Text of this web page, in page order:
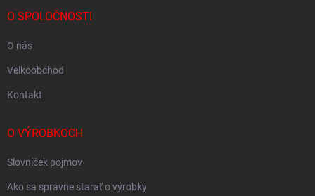
O SPOLOČNOSTI
O nás
Velkoobchod
Kontakt
O VÝROBKOCH
Slovníček pojmov
Ako sa správne starať o výrobky